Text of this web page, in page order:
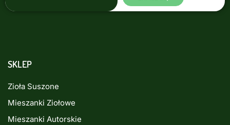
SKLEP
Zioła Suszone
Mieszanki Ziołowe
Mieszanki Autorskie